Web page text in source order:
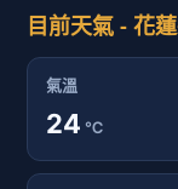
目前天氣 - 花
氣溫
24 ℃